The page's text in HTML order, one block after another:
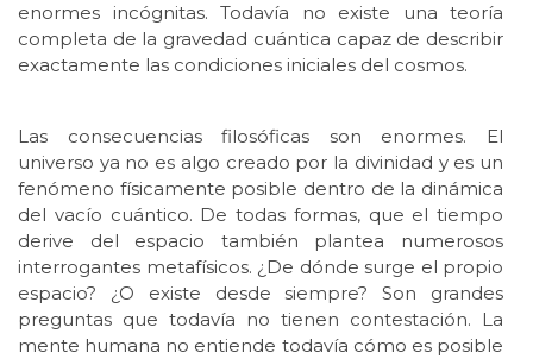
enormes incógnitas. Todavía no existe una teoría
completa de la gravedad cuántica capaz de describir
exactamente las condiciones iniciales del cosmos.
Las consecuencias filosóficas son enormes. El
universo ya no es algo creado por la divinidad y es un
fenómeno físicamente posible dentro de la dinámica
del vacío cuántico. De todas formas, que el tiempo
derive del espacio también plantea numerosos
interrogantes metafísicos. ¿De dónde surge el propio
espacio? ¿O existe desde siempre? Son grandes
preguntas que todavía no tienen contestación. La
mente humana no entiende todavía cómo es posible